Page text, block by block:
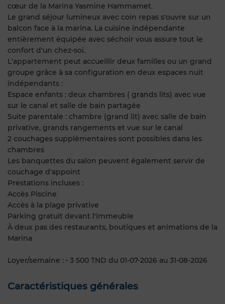
cœur de la Marina Yasmine Hammamet.
Le grand séjour lumineux avec coin repas s'ouvre sur un
balcon face à la marina. La cuisine indépendante
entièrement équipée avec séchoir vous assure tout le
confort d'un chez-soi.
L'appartement peut accueillir deux familles ou un grand
groupe grâce à sa configuration en deux espaces nuit
indépendants :
Espace enfants : deux chambres ( grands lits) avec vue
sur le canal et salle de bain partagée
Suite parentale : chambre (grand lit) avec salle de bain
privative, grands rangements et vue sur le canal
2 couchages supplémentaires sont possibles dans les
chambres
Les banquettes du salon peuvent également servir de
couchage d'appoint
Prestations incluses :
Accès Piscine
Accès à la plage privative
Parking gratuit devant l'immeuble
À deux pas des restaurants, boutiques et animations de la
Marina
Loyer/semaine : • 3 500 TND du 01-07-2026 au 31-08-2026
Caractéristiques générales